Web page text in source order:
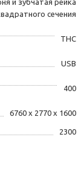
сечения
THC
USB
400
6760 х 2770 х 1600
2300